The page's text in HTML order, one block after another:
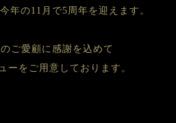
年の11月で5周年を迎えます。
ご愛顧に感謝を込めて
ーをご用意しております。